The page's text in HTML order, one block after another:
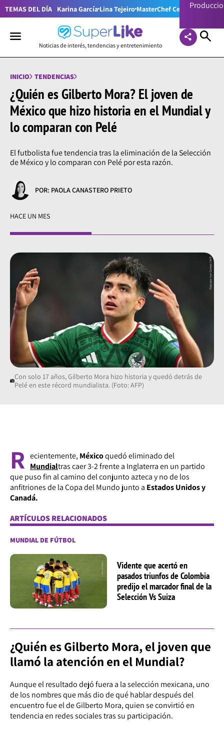
TEMAS DEL DÍA Karina García Lina Tejeiro MasterChef Celebrity
Noticias de interés, tendencias y entretenimiento
INICIO TENDENCIAS
¿Quién es Gilberto Mora? El joven de
México que hizo historia en el Mundial y
lo comparan con Pelé
El futbolista fue tendencia tras la eliminación de la Selección
de México y lo comparan con Pelé por esta razón.
POR: PAOLA CANASTERO PRIETO
HACE UN MES
Con solo 17 años, Gilberto Mora hizo historia y quedó detrás de
Pelé en este récord mundialista. (Foto: AFP)
R ecientemente, Méxicoquedó eliminado del
Mundialtras caer 3-2 frente a Inglaterra en un partido
que puso fin al camino del conjunto azteca y no de los
anfitriones de la Copa del Mundo junto a Estados Unidos y
Canadá.
ARTÍCULOS RELACIONADOS
MUNDIAL DE FÚTBOL
Vidente que acertó en
pasados triunfos de Colombia
predijo el marcador final de la
Selección Vs Suiza
¿Quién es Gilberto Mora, el joven que
llamó la atención en el Mundial?
Aunque el resultado dejó fuera a la selección mexicana, uno
de los nombres que más dio de qué hablar después del
encuentro fue el de Gilberto Mora, quien se convirtió en
tendencia en redes sociales tras su participación.